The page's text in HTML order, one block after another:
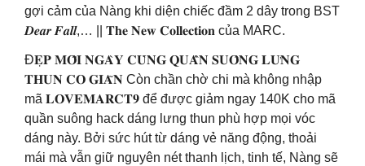
gợi cảm của Nàng khi diện chiếc đầm 2 dây trong BST
𝑫𝒆𝒂𝒓 𝑭𝒂𝒍𝒍,… || 𝐓𝐡𝐞 𝐍𝐞𝐰 𝐂𝐨𝐥𝐥𝐞𝐜𝐭𝐢𝐨𝐧 của MARC.
Đ𝐄̣𝐏 𝐌𝐎̂̃𝐈 𝐍𝐆𝐀̀𝐘 𝐂𝐔̀𝐍𝐆 𝐐𝐔𝐀̂̀𝐍 𝐒𝐔𝐎̂𝐍𝐆 𝐋𝐔̛𝐍𝐆
𝐓𝐇𝐔𝐍 𝐂𝐎 𝐆𝐈𝐀̃𝐍 Còn chần chờ chi mà không nhập
mã 𝐋𝐎𝐕𝐄𝐌𝐀𝐑𝐂𝐓𝟗 để được giảm ngay 140K cho mã
quần suông hack dáng lưng thun phù hợp mọi vóc
dáng này. Bởi sức hút từ dáng vẻ năng động, thoải
mái mà vẫn giữ nguyên nét thanh lịch, tinh tế, Nàng sẽ